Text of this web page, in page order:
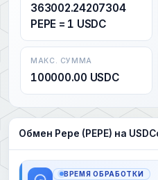
363002.24207304
PEPE = 1 USDC
МАКС. СУММА
100000.00 USDC
Обмен Pepe (PEPE) на
ВРЕМЯ ОБРАБОТКИ